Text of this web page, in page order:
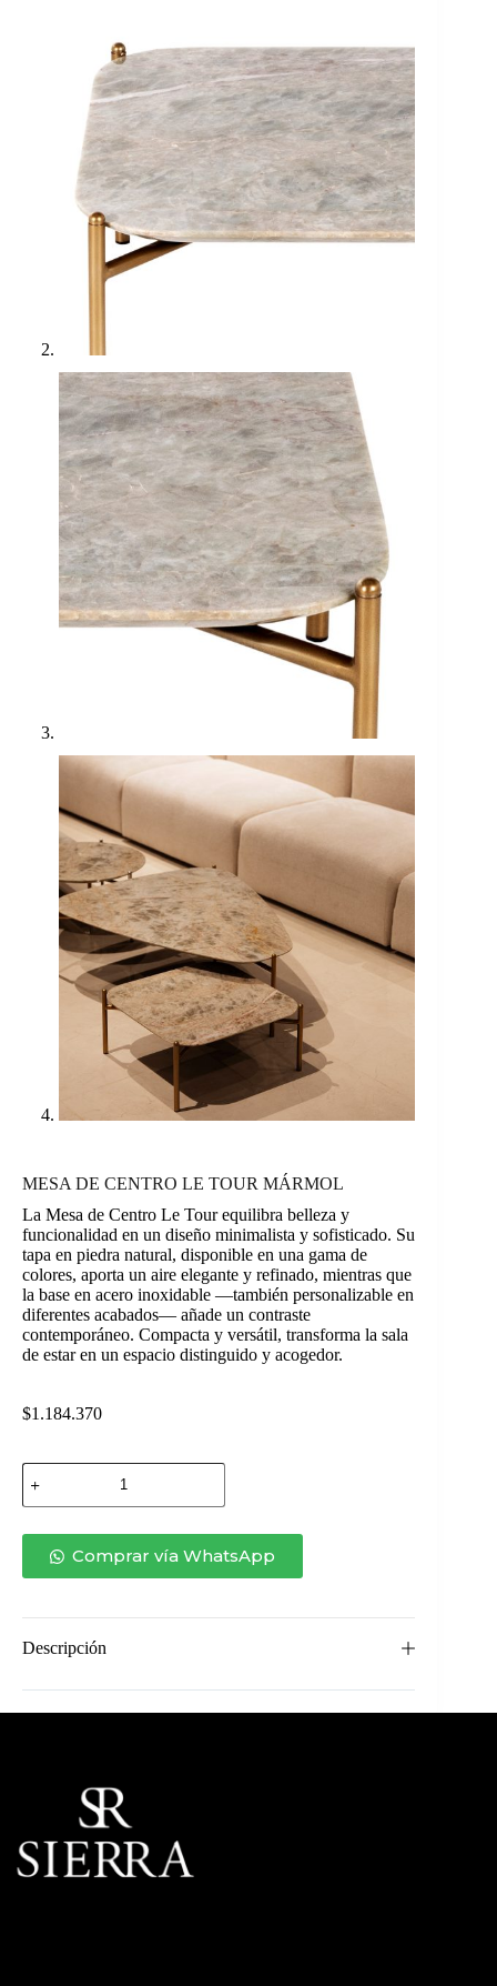
MESA DE CENTRO LE TOUR MÁRMOL
La Mesa de Centro Le Tour equilibra belleza y
funcionalidad en un diseño minimalista y sofisticado. Su
tapa en piedra natural, disponible en una gama de
colores, aporta un aire elegante y refinado, mientras que
la base en acero inoxidable —también personalizable en
diferentes acabados— añade un contraste
contemporáneo. Compacta y versátil, transforma la sala
de estar en un espacio distinguido y acogedor.
$1.184.370
MESA
DE
CENTRO
TOUR
MÁRMOL
cantidad
Comprar vía WhatsApp
Descripción